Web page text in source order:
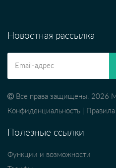
Новостная рассылка
Все права защищены. 2026
Конфиденциальность
Правила
Полезные ссылки
Функции и возможности